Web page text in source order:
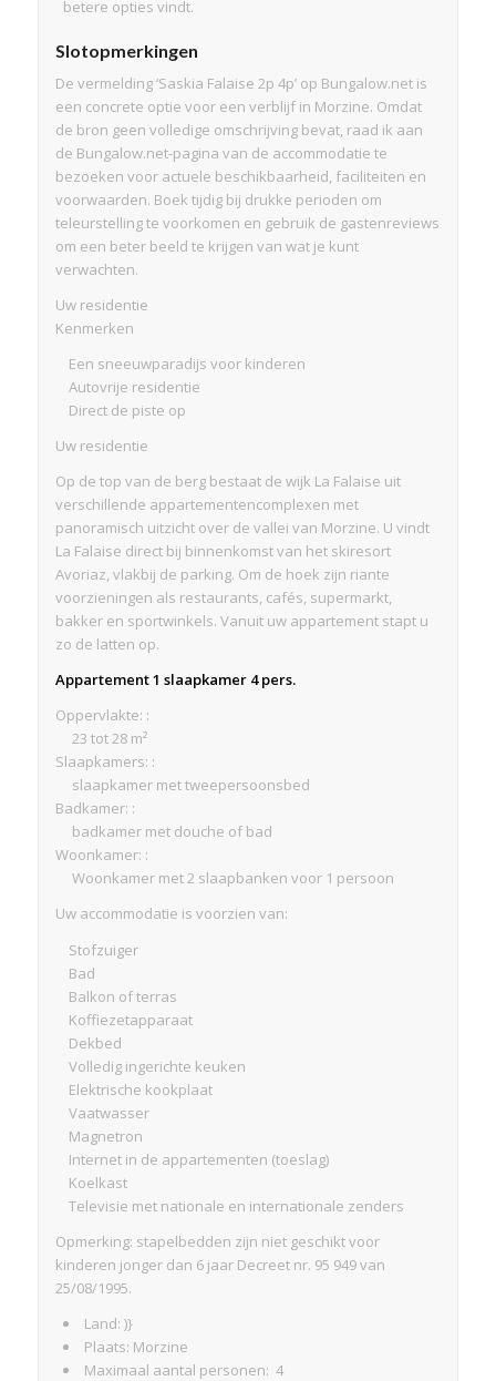
betere opties vindt.
Slotopmerkingen
De vermelding ‘Saskia Falaise 2p 4p’ op Bungalow.net is
een concrete optie voor een verblijf in Morzine. Omdat
de bron geen volledige omschrijving bevat, raad ik aan
de Bungalow.net-pagina van de accommodatie te
bezoeken voor actuele beschikbaarheid, faciliteiten en
voorwaarden. Boek tijdig bij drukke perioden om
teleurstelling te voorkomen en gebruik de gastenreviews
om een beter beeld te krijgen van wat je kunt
verwachten.
Uw residentie
Kenmerken
Een sneeuwparadijs voor kinderen
Autovrije residentie
Direct de piste op
Uw residentie
Op de top van de berg bestaat de wijk La Falaise uit
verschillende appartementencomplexen met
panoramisch uitzicht over de vallei van Morzine. U vindt
La Falaise direct bij binnenkomst van het skiresort
Avoriaz, vlakbij de parking. Om de hoek zijn riante
voorzieningen als restaurants, cafés, supermarkt,
bakker en sportwinkels. Vanuit uw appartement stapt u
zo de latten op.
Appartement 1 slaapkamer 4 pers.
Oppervlakte: :
23 tot 28 m²
Slaapkamers: :
slaapkamer met tweepersoonsbed
Badkamer: :
badkamer met douche of bad
Woonkamer: :
Woonkamer met 2 slaapbanken voor 1 persoon
Uw accommodatie is voorzien van:
Stofzuiger
Bad
Balkon of terras
Koffiezetapparaat
Dekbed
Volledig ingerichte keuken
Elektrische kookplaat
Vaatwasser
Magnetron
Internet in de appartementen (toeslag)
Koelkast
Televisie met nationale en internationale zenders
Opmerking: stapelbedden zijn niet geschikt voor
kinderen jonger dan 6 jaar Decreet nr. 95 949 van
25/08/1995.
Land: )}
Plaats: Morzine
Maximaal aantal personen: 4